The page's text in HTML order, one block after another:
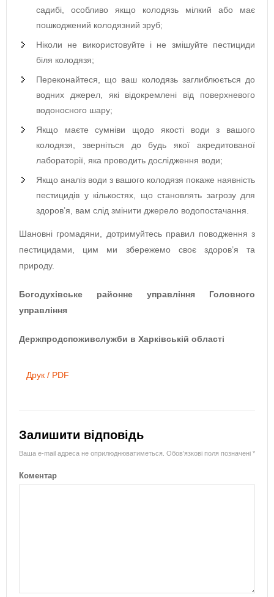
садибі, особливо якщо колодязь мілкий або має
пошкоджений колодязний зруб;
Ніколи не використовуйте і не змішуйте пестициди
біля колодязя;
Переконайтеся, що ваш колодязь заглиблюється до
водних джерел, які відокремлені від поверхневого
водоносного шару;
Якщо маєте сумніви щодо якості води з вашого
колодязя, зверніться до будь якої акредитованої
лабораторії, яка проводить дослідження води;
Якщо аналіз води з вашого колодязя покаже наявність
пестицидів у кількостях, що становлять загрозу для
здоров’я, вам слід змінити джерело водопостачання.
Шановні громадяни, дотримуйтесь правил поводження з
пестицидами, цим ми збережемо своє здоров’я та
природу.
Богодухівське районне управління Головного
управління
Держпродспоживслужби в Харківській області
Друк / PDF
Залишити відповідь
Ваша e-mail адреса не оприлюднюватиметься. Обов’язкові поля позначені *
Коментар